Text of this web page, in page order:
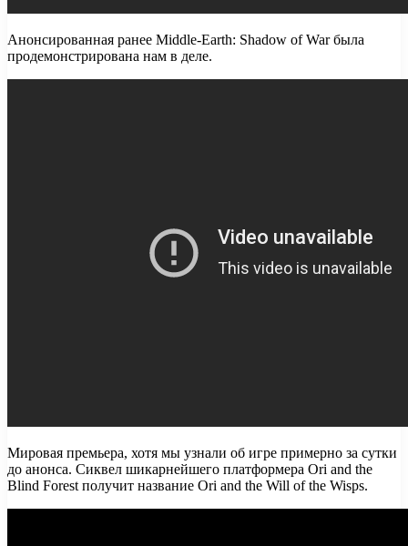
Анонсированная ранее Middle-Earth: Shadow of War была
продемонстрирована нам в деле.
Мировая премьера, хотя мы узнали об игре примерно за сутки
до анонса. Сиквел шикарнейшего платформера Ori and the
Blind Forest получит название Ori and the Will of the Wisps.